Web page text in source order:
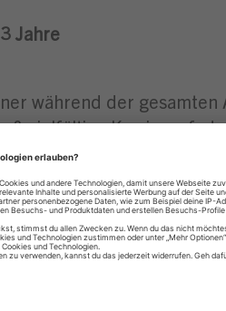
Jahre
während der gesamten
& vielfältige
Aufgabenbereich
Märkten
Zentrale & topmodernes
für besondere
was dazugehört –